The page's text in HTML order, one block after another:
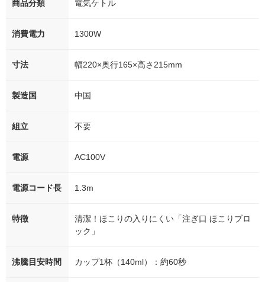
商品分類 電気ケトル
消費電力 1300W
寸法 幅220×奥行165×高さ215mm
製造国 中国
組立 不要
電源 AC100V
電源コード長 1.3m
特徴
清潔！ほこりの入りにくい「注ぎ口 ほこりブロ
ック」
沸騰目安時間 カップ1杯（140ml）：約60秒